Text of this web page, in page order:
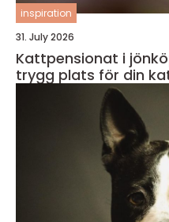
inspiration
31. July 2026
Kattpensionat i jönköping så
trygg plats för din